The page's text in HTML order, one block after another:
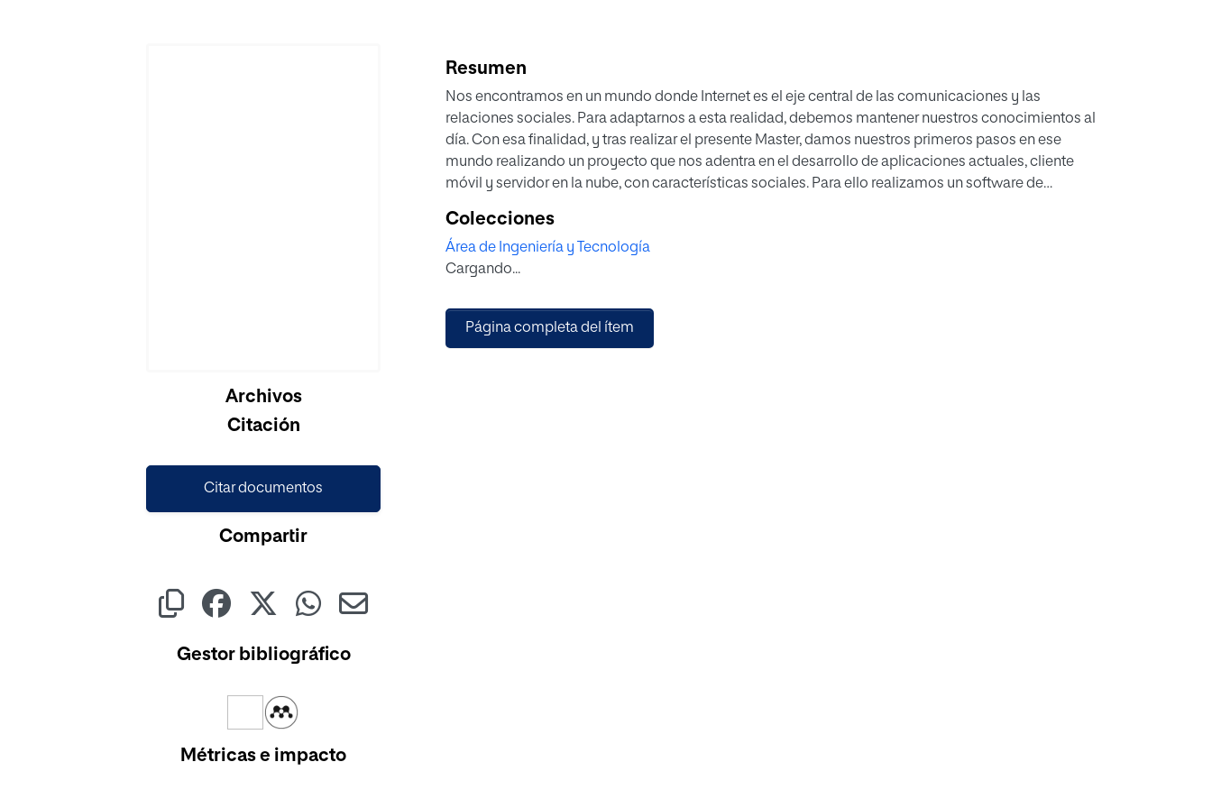
Archivos
Citación
Citar documentos
Compartir
Gestor bibliográfico
Métricas e impacto
Resumen
Nos encontramos en un mundo donde Internet es el eje central de las comunicaciones y las
relaciones sociales. Para adaptarnos a esta realidad, debemos mantener nuestros conocimientos al
día. Con esa finalidad, y tras realizar el presente Master, damos nuestros primeros pasos en ese
mundo realizando un proyecto que nos adentra en el desarrollo de aplicaciones actuales, cliente
móvil y servidor en la nube, con características sociales. Para ello realizamos un software de
baratos, contando con la colaboración de otras personas.
Para su elaboración, contamos de una versión reducida de la metodología Métrica v3 con prácticas
de seguridad y consideraciones de usabilidad para el diseño de interfaz de usuario. Este desarrollo
posibilidad de enfrentarnos a nuevos y desafiantes retos.
Colecciones
Área de Ingeniería y Tecnología
Cargando...
Página completa del ítem